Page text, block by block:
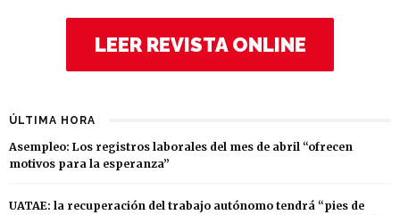
LEER REVISTA ONLINE
ÚLTIMA HORA
Asempleo: Los registros laborales del mes de abril “ofrecen
motivos para la esperanza”
UATAE: la recuperación del trabajo autónomo tendrá “pies de